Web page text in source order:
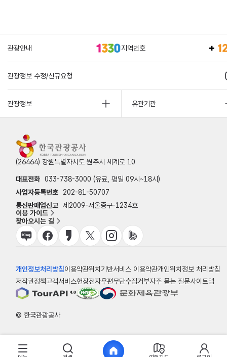
관광안내 지역번호
관광정보 수정/신규요청
관광정보 유관기관
(26464) 강원특별자치도 원주시 세계로 10
대표전화 033-738-3000 (유료, 평일 09시~18시)
사업자등록번호
202-81-50707
통신판매업신고 제2009-서울중구-1234호
이용 가이드
찾아오시는 길
개인정보처리방침이용약관위치기반서비스 이용약관개인위치정보 처리방침
저작권정책고객서비스헌장전자우편무단수집거부자주 묻는 질문사이트맵
© 한국관광공사